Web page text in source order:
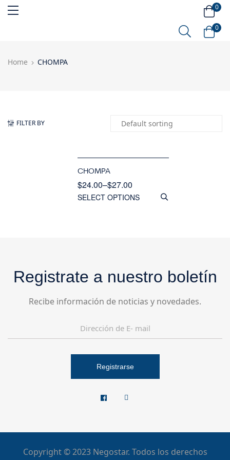
0
0
Home CHOMPA
FILTER BY
CHOMPA
$24.00–$27.00
SELECT OPTIONS
Registrate a nuestro boletín
Recibe información de noticias y novedades.
Registrarse
Copyright © 2023 Negostar. Todos los derechos